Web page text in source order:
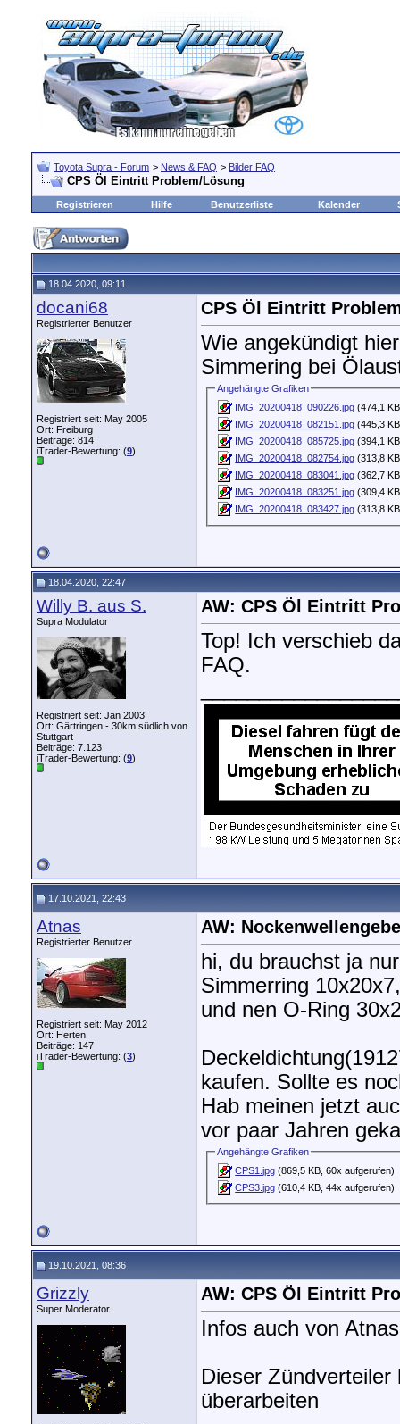
Toyota Supra - Forum > News & FAQ > Bilder FAQ
CPS Öl Eintritt Problem/Lösung
Registrieren Hilfe Benutzerliste Kalender
18.04.2020, 09:11
docani68
Registrierter Benutzer
Registriert seit: May 2005
Ort: Freiburg
Beiträge: 814
iTrader-Bewertung: (9)
CPS Öl Eintritt
Wie angekündigt
Simmering bei
Angehängte Grafiken
IMG_20200418_090226.jpg (474,1
IMG_20200418_082151.jpg (445,3
IMG_20200418_085725.jpg (394,1
IMG_20200418_082754.jpg (313,8
IMG_20200418_083041.jpg (362,7
IMG_20200418_083251.jpg (309,4
IMG_20200418_083427.jpg (313,8
18.04.2020, 22:47
Willy B. aus S.
Supra Modulator
Registriert seit: Jan 2003
Ort: Gärtringen - 30km südlich von
Stuttgart
Beiträge: 7.123
iTrader-Bewertung: (9)
AW: CPS Öl Eintritt
Top! Ich verschieb
FAQ.
17.10.2021, 22:43
Atnas
Registrierter Benutzer
Registriert seit: May 2012
Ort: Herten
Beiträge: 147
iTrader-Bewertung: (3)
AW:
hi, du brauchst ja
Simmerring
und nen O-Ring
kaufen. Sollte es
Hab meinen jetzt
vor paar Jahren
Angehängte Grafiken
CPS1.jpg (869,5 KB, 60x aufgerufen)
CPS3.jpg (610,4 KB, 44x aufgerufen)
19.10.2021, 08:36
Grizzly
Super Moderator
AW: CPS Öl Eintritt
Infos auch von
Dieser
überarbeiten